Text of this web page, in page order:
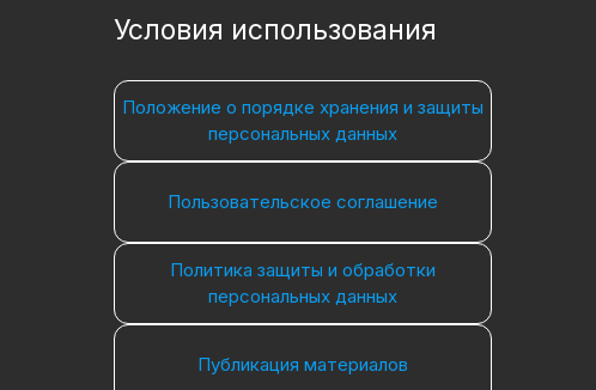
Условия использования
Положение о порядке хранения и защиты
персональных данных
Пользовательское соглашение
Политика защиты и обработки
персональных данных
Публикация материалов